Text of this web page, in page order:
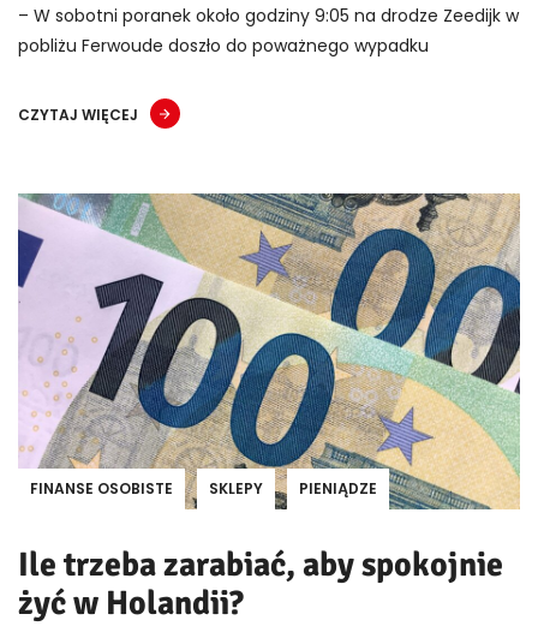
– W sobotni poranek około godziny 9:05 na drodze Zeedijk w
pobliżu Ferwoude doszło do poważnego wypadku
CZYTAJ WIĘCEJ
FINANSE OSOBISTE SKLEPY PIENIĄDZE
Ile trzeba zarabiać, aby spokojnie
żyć w Holandii?